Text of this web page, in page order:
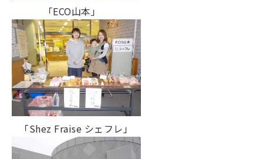
「ECO山本」
「Shez Fraise シェフレ」